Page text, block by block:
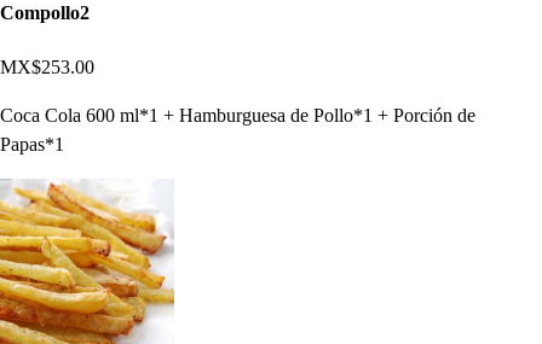
Compollo2
MX$253.00
Coca Cola 600 ml*1 + Hamburguesa de Pollo*1 + Porción de
Papas*1